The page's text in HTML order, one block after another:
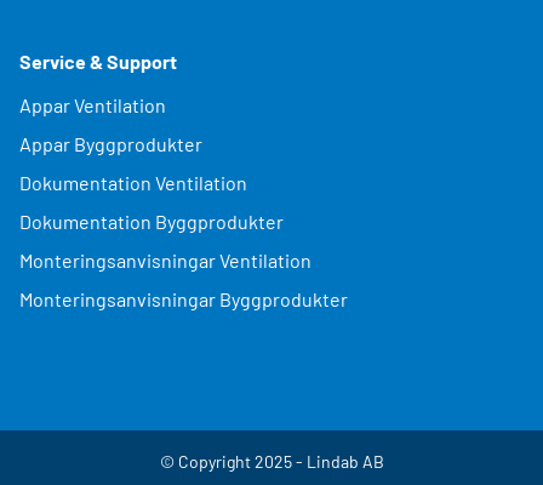
Service & Support
Appar Ventilation
Appar Byggprodukter
Dokumentation Ventilation
Dokumentation Byggprodukter
Monteringsanvisningar Ventilation
Monteringsanvisningar Byggprodukter
© Copyright 2025 - Lindab AB